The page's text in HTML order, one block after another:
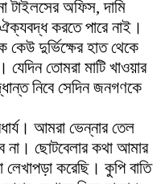
টাইলসের অফিস, দামি
করতে পারে নাই।
কেউ দুর্ভিক্ষের হাত থেকে
যেদিন তোমরা মাটি খাওয়ার
নিবে সেদিন জনগণকে
আমরা ভেন্নার তেল
না। ছোটবেলার কথা আমার
করেছি। কুপি বাতি